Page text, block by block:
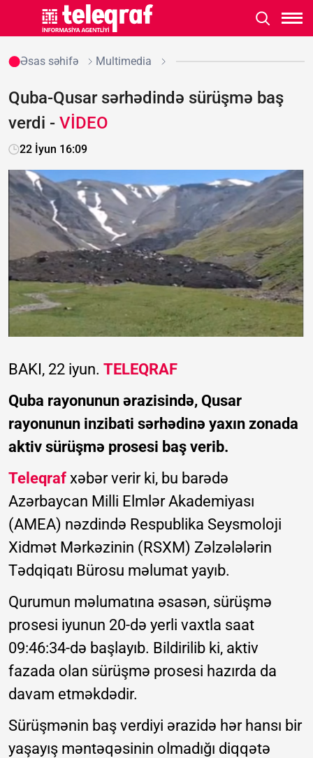
Əsas səhifə Multimedia
Quba-Qusar sərhədində sürüşmə baş
verdi - VİDEO
22 İyun 16:09
BAKI, 22 iyun. TELEQRAF
Quba rayonunun ərazisində, Qusar
rayonunun inzibati sərhədinə yaxın zonada
aktiv sürüşmə prosesi baş verib.
Teleqraf xəbər verir ki, bu barədə
Azərbaycan Milli Elmlər Akademiyası
(AMEA) nəzdində Respublika Seysmoloji
Xidmət Mərkəzinin (RSXM) Zəlzələlərin
Tədqiqatı Bürosu məlumat yayıb.
Qurumun məlumatına əsasən, sürüşmə
prosesi iyunun 20-də yerli vaxtla saat
09:46:34-də başlayıb. Bildirilib ki, aktiv
fazada olan sürüşmə prosesi hazırda da
davam etməkdədir.
Sürüşmənin baş verdiyi ərazidə hər hansı bir
yaşayış məntəqəsinin olmadığı diqqətə